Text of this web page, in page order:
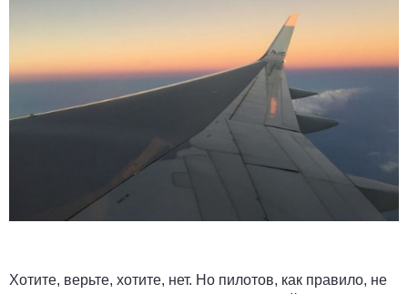
Хотите, верьте, хотите, нет. Но пилотов, как правило, не